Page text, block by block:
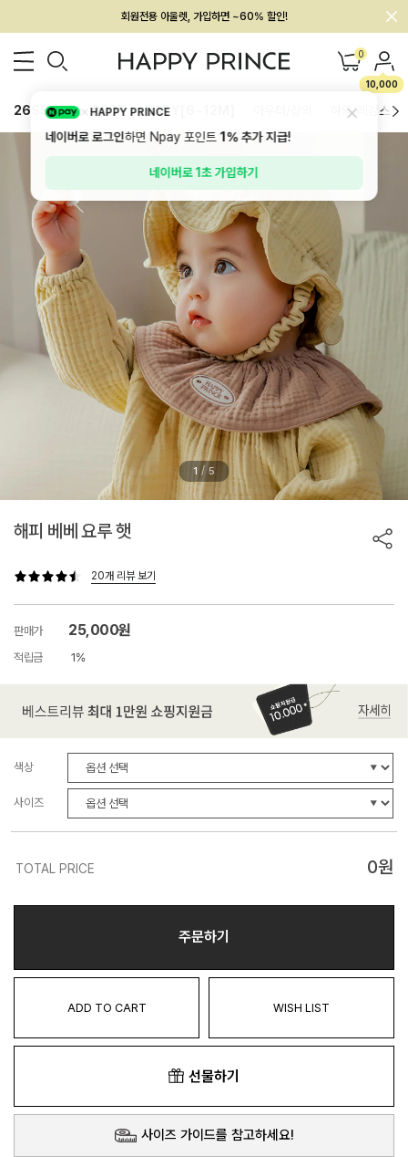
멤버십 최대 28,000원 혜택
0
10,000
26SS 신상 BEST BABY[6~12M] 하의/레깅스
1 / 5
해피 베베 요루 햇
20개 리뷰 보기
판매가 25,000원
적립금 1%
색상
사이즈
TOTAL PRICE 0원
주문하기
ADD TO CART WISH LIST
선물하기
사이즈 가이드를 참고하세요!
HAPPY PRINCE
네이버로 로그인하면 Npay 포인트1%추가 지급!
네이버로 1초 가입하기